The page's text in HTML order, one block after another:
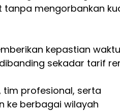
tanpa mengorbankan
kepastian waktu
sekadar tarif
tim profesional, serta
ke berbagai wilayah